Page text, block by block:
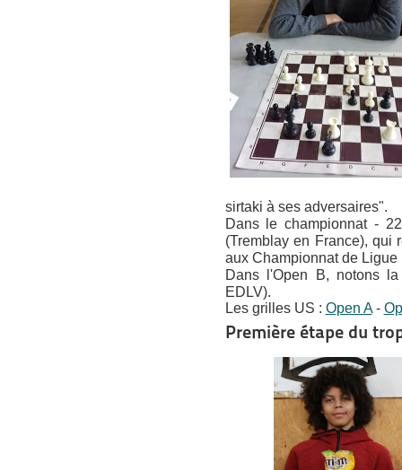
sirtaki à ses adversaires".
Dans le championnat -
(Tremblay en France),
aux Championnat de
Dans l'Open B, notons
EDLV).
Les grilles US : Open A-
Première étape du